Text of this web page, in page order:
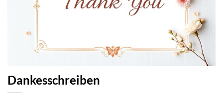
Dankesschreiben